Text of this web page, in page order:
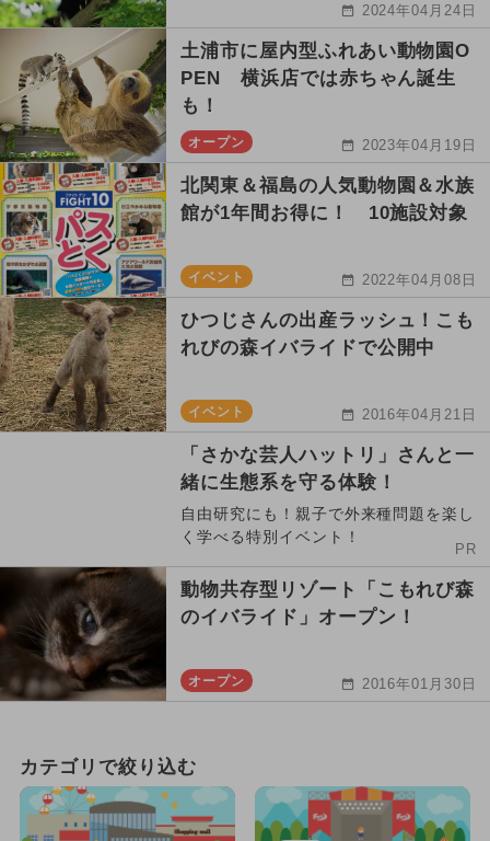
2024年04月24日
土浦市に屋内型ふれあい動物園O
PEN 横浜店では赤ちゃん誕生
も！
オープン 2023年04月19日
北関東＆福島の人気動物園＆水族
館が1年間お得に！ 10施設対象
イベント 2022年04月08日
ひつじさんの出産ラッシュ！こも
れびの森イバライドで公開中
イベント 2016年04月21日
「さかな芸人ハットリ」さんと一
緒に生態系を守る体験！
自由研究にも！親子で外来種問題を楽し
く学べる特別イベント！
PR
動物共存型リゾート「こもれび森
のイバライド」オープン！
オープン 2016年01月30日
カテゴリで絞り込む